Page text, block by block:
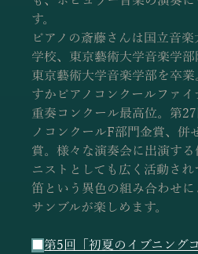
す。
ピアノの斎藤さんは国立音
学校、東京藝術大学音楽学部
東京藝術大学音楽学部を卒
すかピアノコンクールファ
重奏コンクール最高位。第
ノコンクールF部門金賞、併
賞。様々な演奏会に出演す
ニストとしても広く活動さ
笛という異色の組み合わせ
サンブルが楽しめます。
第5回「初夏のイブニング